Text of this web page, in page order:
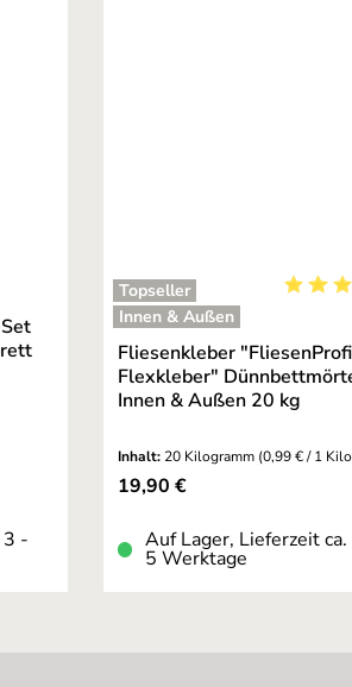
3 -
Topseller
Innen & Außen
Fliesenkleber "FliesenProfi
Flexkleber"
Innen & Außen 20 kg
Inhalt: 20 Kilogramm (0,99 € / 1
Regulärer Preis:
19,90 €
Auf Lager, Lieferzeit
5 Werktage